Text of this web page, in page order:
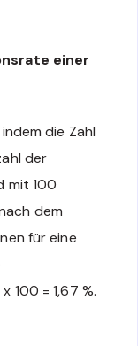
einer
die Zahl
der
mit 100
dem
für eine
= 1,67 %.